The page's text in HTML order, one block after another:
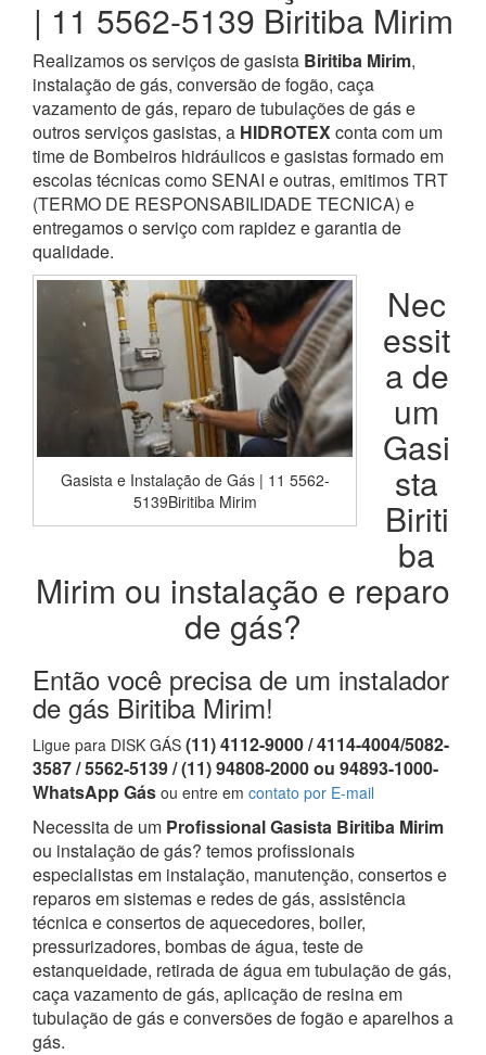
| 11 5562-5139 Biritiba Mirim
Realizamos os serviços de gasista Biritiba Mirim,
instalação de gás, conversão de fogão, caça
vazamento de gás, reparo de tubulações de gás e
outros serviços gasistas, a HIDROTEXconta com um
time de Bombeiros hidráulicos e gasistas formado em
escolas técnicas como SENAI e outras, emitimos TRT
(TERMO DE RESPONSABILIDADE TECNICA) e
entregamos o serviço com rapidez e garantia de
qualidade.
Gasista e Instalação de Gás | 11 5562-
5139Biritiba Mirim
Nec
essit
a de
um
Gasi
sta
Biriti
ba
Mirim ou instalação e reparo
de gás?
Então você precisa de um instalador
de gás Biritiba Mirim!
Ligue para DISK GÁS (11) 4112-9000 / 4114-4004/5082-
3587 / 5562-5139 / (11) 94808-2000 ou 94893-1000-
WhatsApp Gás ou entre em contato por E-mail
Necessita de um Profissional Gasista Biritiba Mirim
ou instalação de gás? temos profissionais
especialistas em instalação, manutenção, consertos e
reparos em sistemas e redes de gás, assistência
técnica e consertos de aquecedores, boiler,
pressurizadores, bombas de água, teste de
estanqueidade, retirada de água em tubulação de gás,
caça vazamento de gás, aplicação de resina em
tubulação de gás e conversões de fogão e aparelhos a
gás.